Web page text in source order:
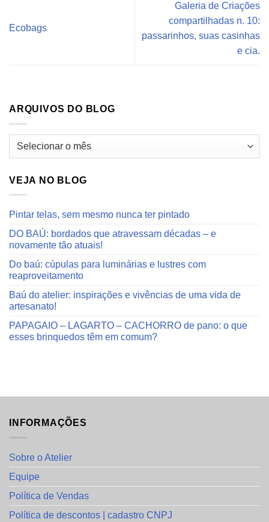
Ecobags
Galeria de Criações
compartilhadas n. 10:
passarinhos, suas casinhas
e cia.
ARQUIVOS DO BLOG
Arquivos
VEJA NO BLOG
Pintar telas, sem mesmo nunca ter pintado
DO BAÚ: bordados que atravessam décadas – e
novamente tão atuais!
Do baú: cúpulas para luminárias e lustres com
reaproveitamento
Baú do atelier: inspirações e vivências de uma vida de
artesanato!
PAPAGAIO – LAGARTO – CACHORRO de pano: o que
esses brinquedos têm em comum?
INFORMAÇÕES
Sobre o Atelier
Equipe
Política de Vendas
Política de descontos | cadastro CNPJ